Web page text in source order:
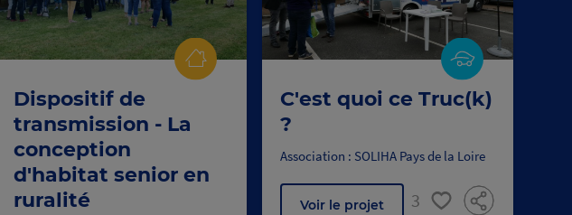
Dispositif de
transmission - La
conception
d'habitat senior en
ruralité
C'est quoi ce Truc(k)
?
Association : SOLIHA Pays de la Loire
Voir le projet 3